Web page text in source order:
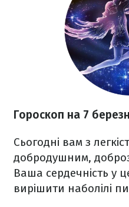
Гороскоп на 7
Сьогодні вам з
добродушним,
Ваша сердечність у
вирішити наболілі